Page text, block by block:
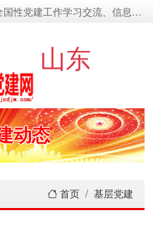
习交流、信息资源发布的基层党建新闻门户网
山东
关系
声音
动态
首页 基层党建